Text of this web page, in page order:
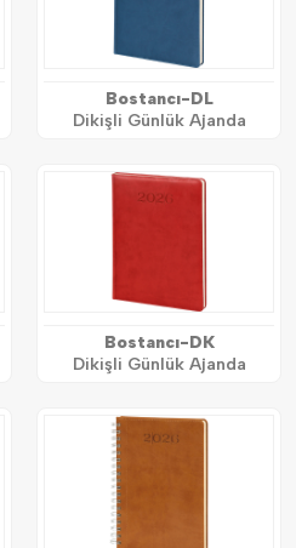
Bostancı-DL
Dikişli Günlük Ajanda
Bostancı-DK
Dikişli Günlük Ajanda